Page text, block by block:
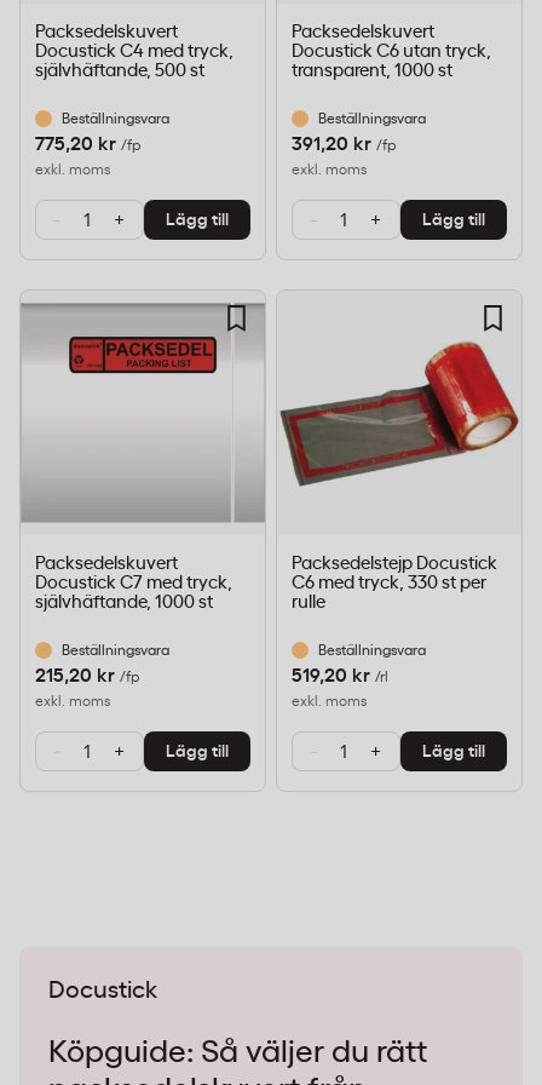
Packsedelskuvert
Docustick C4 med tryck,
självhäftande, 500 st
Beställningsvara
775,20 kr /fp
exkl. moms
- + Lägg till
Packsedelskuvert
Docustick C6 utan tryck,
transparent, 1000 st
Beställningsvara
391,20 kr /fp
exkl. moms
- + Lägg till
Packsedelskuvert
Docustick C7 med tryck,
självhäftande, 1000 st
Beställningsvara
215,20 kr /fp
exkl. moms
- + Lägg till
Packsedelstejp Docustick
C6 med tryck, 330 st per
rulle
Beställningsvara
519,20 kr /rl
exkl. moms
- + Lägg till
Docustick
Köpguide: Så väljer du rätt